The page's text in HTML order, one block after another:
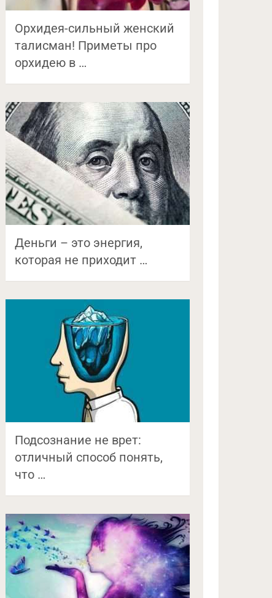
Орхидея-сильный женский
талисман! Приметы про
орхидею в …
Деньги – это энергия,
которая не приходит …
Подсознание не врет:
отличный способ понять,
что …